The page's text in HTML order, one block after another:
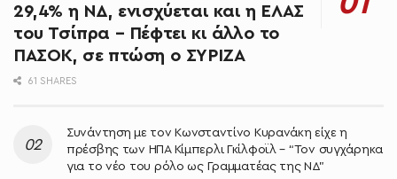
29,4% η ΝΔ, ενισχύεται και η ΕΛΑΣ
του Τσίπρα – Πέφτει κι άλλο το
ΠΑΣΟΚ, σε πτώση ο ΣΥΡΙΖΑ
61 SHARES
Συνάντηση με τον Κωνσταντίνο Κυρανάκη είχε η
πρέσβης των ΗΠΑ Κίμπερλι Γκίλφοϊλ – “Τον συγχάρηκα
για το νέο του ρόλο ως Γραμματέας της ΝΔ”